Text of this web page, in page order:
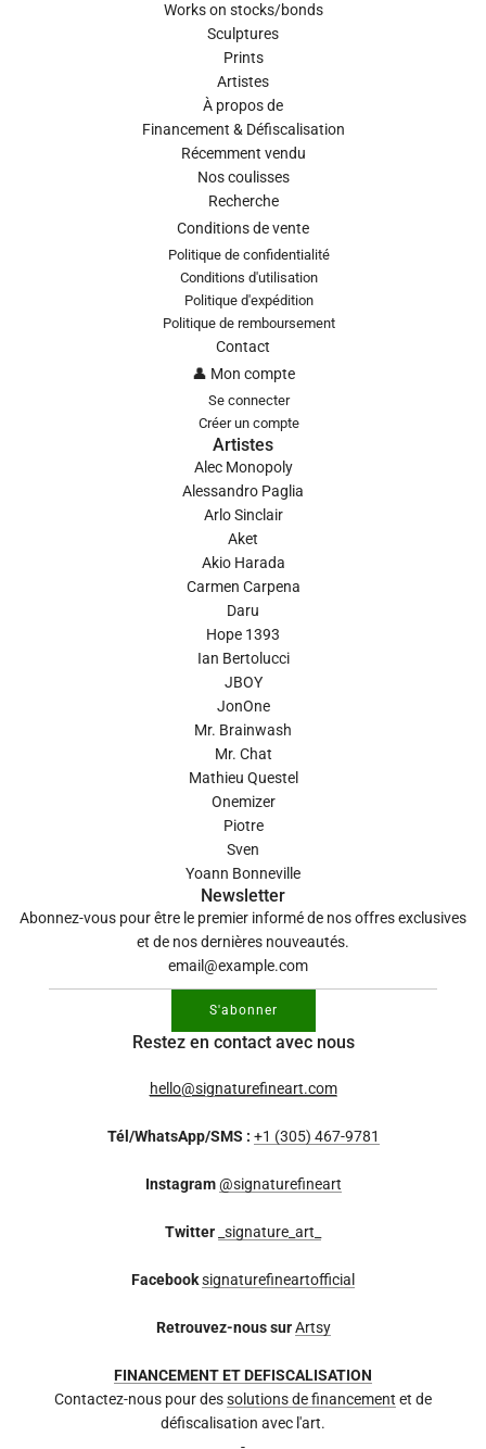
Works on stocks/bonds
Sculptures
Prints
Artistes
À propos de
Financement & Défiscalisation
Récemment vendu
Nos coulisses
Recherche
Conditions de vente
Politique de confidentialité
Conditions d'utilisation
Politique d'expédition
Politique de remboursement
Contact
👤 Mon compte
Se connecter
Créer un compte
Artistes
Alec Monopoly
Alessandro Paglia
Arlo Sinclair
Aket
Akio Harada
Carmen Carpena
Daru
Hope 1393
Ian Bertolucci
JBOY
JonOne
Mr. Brainwash
Mr. Chat
Mathieu Questel
Onemizer
Piotre
Sven
Yoann Bonneville
Newsletter
Abonnez-vous pour être le premier informé de nos offres exclusives
et de nos dernières nouveautés.
S'abonner
Restez en contact avec nous
hello@signaturefineart.com
Tél/WhatsApp/SMS : +1 (305) 467-9781
Instagram @signaturefineart
Twitter _signature_art_
Facebooksignaturefineartofficial
Retrouvez-nous sur Artsy
FINANCEMENT ET DEFISCALISATION
Contactez-nous pour dessolutions de financement et de
défiscalisation avec l'art.